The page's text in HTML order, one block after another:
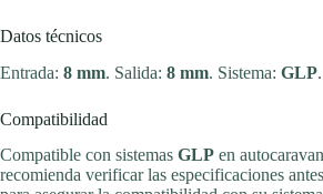
Datos técnicos
Entrada: 8 mm. Salida: 8 mm. Sistema: GLP.
Compatibilidad
Compatible con sistemas GLP en
recomienda verificar las especificaciones